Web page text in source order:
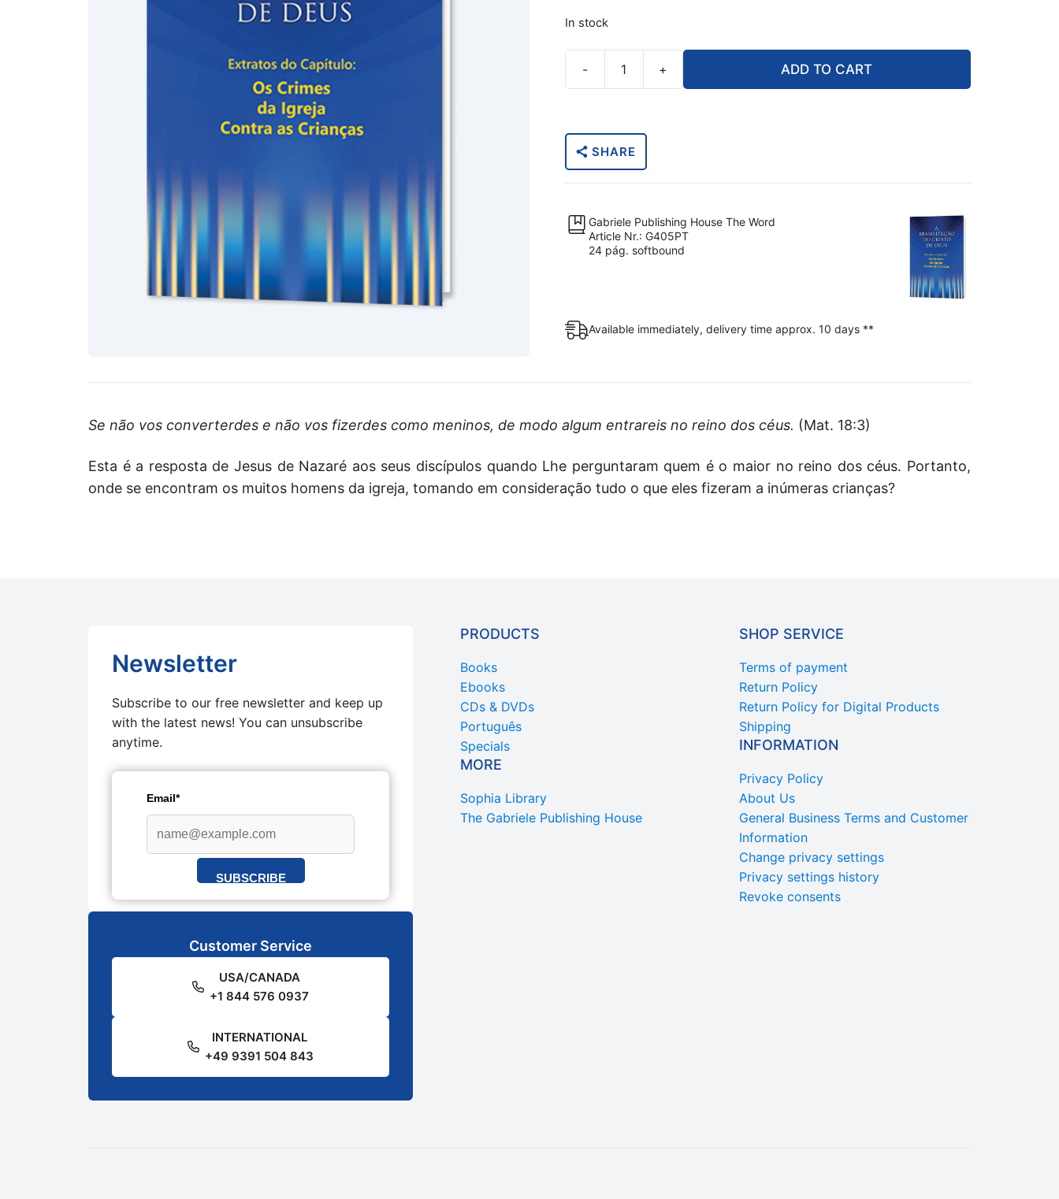
In stock
-
Igreja
Contra
(Livreto)
quantity
+ ADD TO CART
SHARE
Gabriele Publishing House The Word
Article Nr.: G405PT
24 pág. softbound
Available immediately, delivery time approx. 10 days **
Se não vos converterdes e não vos fizerdes como meninos, de modo algum entrareis no reino dos céus. (Mat. 18:3)
Esta é a resposta de Jesus de Nazaré aos seus discípulos quando Lhe perguntaram quem é o maior no reino dos céus. Portanto,
onde se encontram os muitos homens da igreja, tomando em consideração tudo o que eles fizeram a inúmeras crianças?
Newsletter
Subscribe to our free newsletter and keep up
with the latest news! You can unsubscribe
anytime.
Email*
SUBSCRIBE
Customer Service
USA/CANADA
+1 844 576 0937
INTERNATIONAL
+49 9391 504 843
PRODUCTS
Books
Ebooks
CDs & DVDs
Português
Specials
MORE
Sophia Library
The Gabriele Publishing House
SHOP SERVICE
Terms of payment
Return Policy
Return Policy for Digital Products
Shipping
INFORMATION
Privacy Policy
About Us
General Business Terms and Customer
Information
Change privacy settings
Privacy settings history
Revoke consents